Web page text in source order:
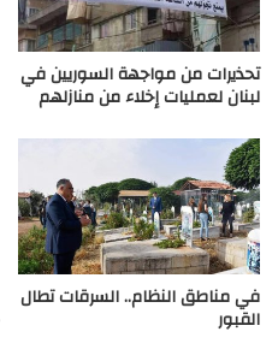
تحذيرات من مواجهة السوريين في
لبنان لعمليات إخلاء من منازلهم
في مناطق النظام.. السرقات تطال
القبور